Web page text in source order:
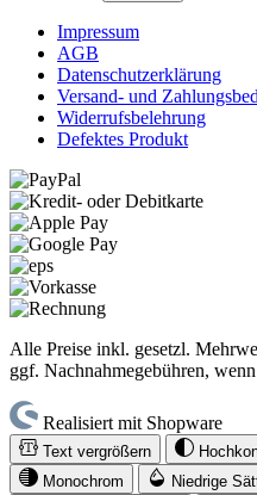
Impressum
AGB
Datenschutzerklärung
Versand- und
Widerrufsbelehrung
Defektes Produkt
Alle Preise inkl. gesetzl.
ggf. Nachnahmegebühren,
Realisiert mit Shopware
Text vergrößern
Monochrom
Niedrige